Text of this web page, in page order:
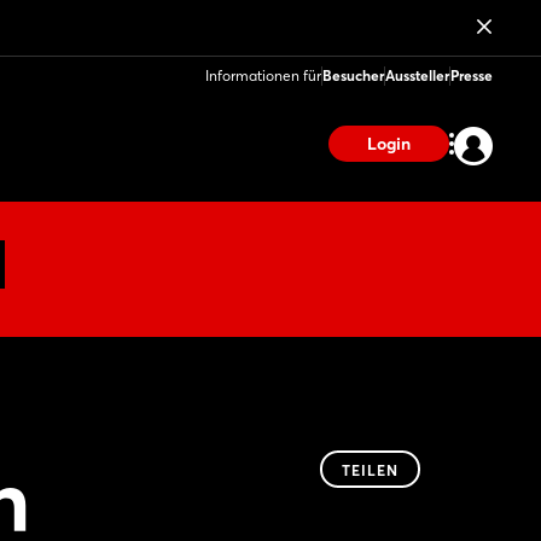
Informationen fürBesucherAusstellerPresse
Login
TEILEN